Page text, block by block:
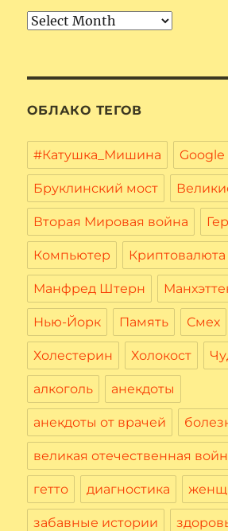
Архив
ОБЛАКО ТЕГОВ
#Катушка_Мишина Google
Бруклинский мост
Вторая Мировая война
Компьютер Криптовалюта
Манфред Штерн
Нью-Йорк Память Смех
Холестерин Холокост
алкоголь анекдоты
анекдоты от врачей
великая отечественная
гетто диагностика
забавные истории